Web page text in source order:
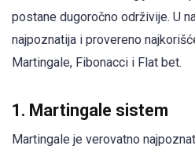
postane dugoročno održivije. U
najpoznatija i provereno
Martingale, Fibonacci i Flat bet.
1. Martingale sistem
Martingale je verovatno